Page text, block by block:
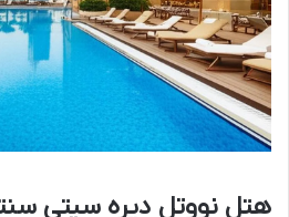
هتل نووتل دیره سیتی